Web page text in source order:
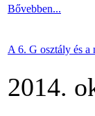
Bővebben...
A 6. G osztály és a
2014.